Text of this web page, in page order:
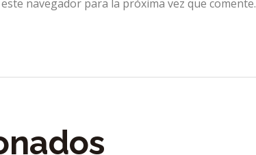
navegador para la próxima vez que comente.